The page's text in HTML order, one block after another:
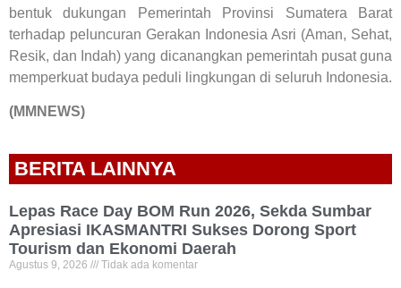
bentuk dukungan Pemerintah Provinsi Sumatera Barat
terhadap peluncuran Gerakan Indonesia Asri (Aman, Sehat,
Resik, dan Indah) yang dicanangkan pemerintah pusat guna
memperkuat budaya peduli lingkungan di seluruh Indonesia.
(MMNEWS)
BERITA LAINNYA
Lepas Race Day BOM Run 2026, Sekda Sumbar
Apresiasi IKASMANTRI Sukses Dorong Sport
Tourism dan Ekonomi Daerah
Agustus 9, 2026 Tidak ada komentar